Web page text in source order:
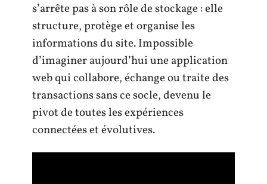
s’arrête pas à son rôle de stockage : elle
structure, protège et organise les
informations du site. Impossible
d’imaginer aujourd’hui une application
web qui collabore, échange ou traite des
transactions sans ce socle, devenu le
pivot de toutes les expériences
connectées et évolutives.